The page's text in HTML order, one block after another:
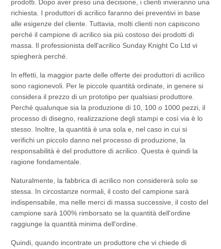
prodotti. Dopo aver preso una decisione, i clienti invieranno una
richiesta. I produttori di acrilico faranno dei preventivi in base
alle esigenze del cliente. Tuttavia, molti clienti non capiscono
perché il campione di acrilico sia più costoso dei prodotti di
massa. Il professionista dell'acrilico Sunday Knight Co Ltd vi
spiegherà perché.
In effetti, la maggior parte delle offerte dei produttori di acrilico
sono ragionevoli. Per le piccole quantità ordinate, in genere si
considera il prezzo di un prototipo per qualsiasi produttore.
Perché qualunque sia la produzione di 10, 100 o 1000 pezzi, il
processo di disegno, realizzazione degli stampi e così via è lo
stesso. Inoltre, la quantità è una sola e, nel caso in cui si
verifichi un piccolo danno nel processo di produzione, la
responsabilità è del produttore di acrilico. Questa è quindi la
ragione fondamentale.
Naturalmente, la fabbrica di acrilico non considererà solo se
stessa. In circostanze normali, il costo del campione sarà
indispensabile, ma nelle merci di massa successive, il costo del
campione sarà 100% rimborsato se la quantità dell'ordine
raggiunge la quantità minima dell'ordine.
Quindi, quando incontrate un produttore che vi chiede di